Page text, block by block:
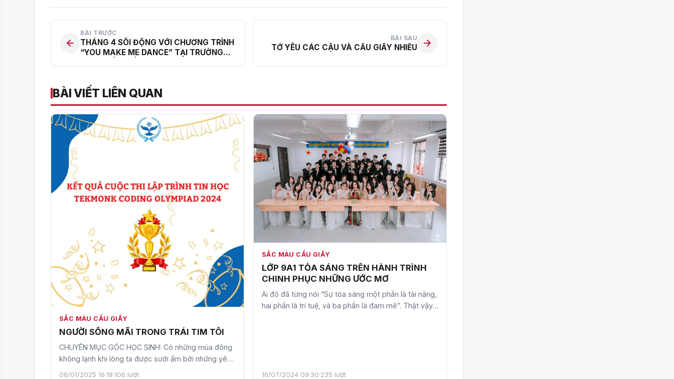
BÀI TRƯỚC
THÁNG 4 SÔI ĐỘNG VỚI CHƯƠNG TRÌNH
“YOU MAKE ME DANCE” TẠI TRƯỜNG
BÀI SAU
TỚ YÊU CÁC CẬU VÀ CẦU GIẤY NHIỀU
BÀI VIẾT LIÊN QUAN
SẮC MÀU CẦU GIẤY
NGƯỜI SỐNG MÃI TRONG TRÁI TIM TÔI
CHUYÊN MỤC GÓC HỌC SINH: Có những mùa đông
không lạnh khi lòng ta được sưởi ấm bởi những yêu
thương; có những…
06/01/2025 16:18·106 lượt
SẮC MÀU CẦU GIẤY
LỚP 9A1 TỎA SÁNG TRÊN HÀNH TRÌNH
CHINH PHỤC NHỮNG ƯỚC MƠ
Ai đó đã từng nói “Sự tỏa sáng một phần là tài năng,
hai phần là trí tuệ, và ba phần là đam mê”. Thật vậy,
16/07/2024 09:30·235 lượt